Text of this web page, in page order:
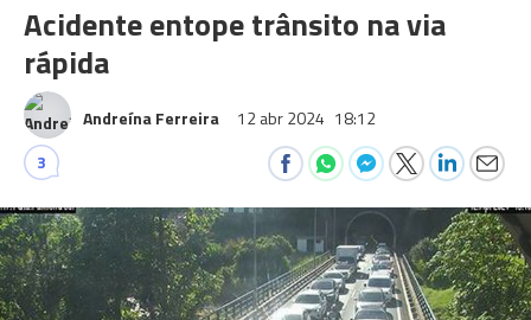
Acidente entope trânsito na via
rápida
Andreína Ferreira 12 abr 2024 18:12
3